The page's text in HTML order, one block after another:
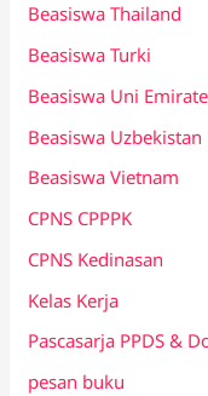
Beasiswa Thailand
Beasiswa Turki
Beasiswa Uni
Beasiswa Uzbekistan
Beasiswa Vietnam
CPNS CPPPK
CPNS Kedinasan
Kelas Kerja
Pascasarja PPDS &
pesan buku